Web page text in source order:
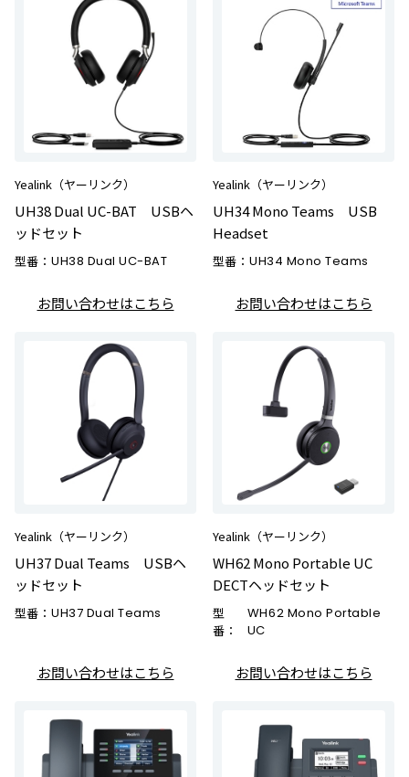
Yealink（ヤーリンク）
UH38 Dual UC-BAT USBヘ
ッドセット
型番： UH38 Dual UC-BAT
お問い合わせはこちら
Yealink（ヤーリンク）
UH34 Mono Teams USB
Headset
型番： UH34 Mono Teams
お問い合わせはこちら
Yealink（ヤーリンク）
UH37 Dual Teams USBヘ
ッドセット
型番： UH37 Dual Teams
お問い合わせはこちら
Yealink（ヤーリンク）
WH62 Mono Portable UC
DECTヘッドセット
型
番：
WH62 Mono Portable
UC
お問い合わせはこちら